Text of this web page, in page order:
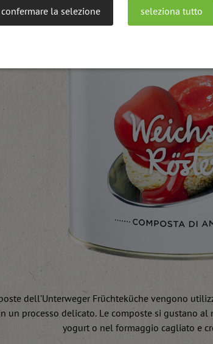
confermare la selezione seleziona tutto
dell’Unterweger Früchteküche vengono
un processo delicato. Le composte si gustano
yogurt o nel formaggio cagliato e